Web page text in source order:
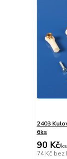
2403
6ks
90 Kč/ks
74 Kč bez